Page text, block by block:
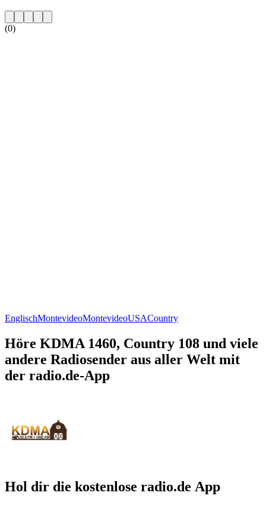
(0)
EnglischMontevideoMontevideoUSACountry
Höre KDMA 1460, Country 108 und viele
andere Radiosender aus aller Welt mit
der radio.de-App
Hol dir die kostenlose radio.de App